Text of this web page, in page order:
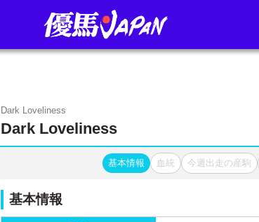
Dark Loveliness
Dark Loveliness
基本情報 血統 今週出走の産駒
基本情報